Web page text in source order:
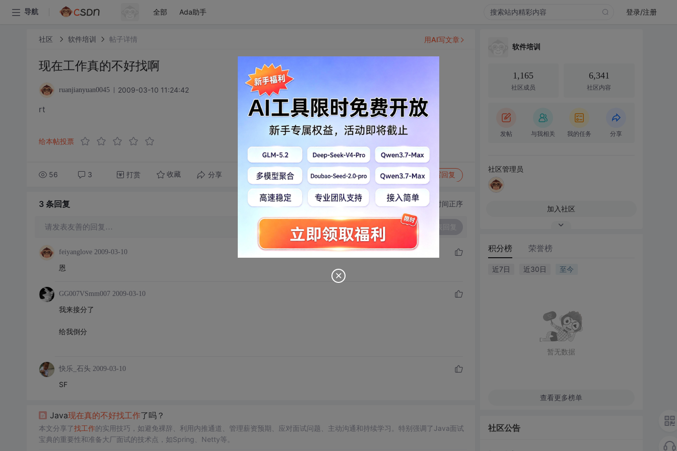
导航 全部 Ada助手 登录/注册
社区 软件培训 帖子详情
现在工作真的不好找啊
ruanjianyuan0045 2009-03-10 11:24:42
rt
给本帖投票
56 3 打赏 收藏 分享 转发到动态 举报 写回复
用AI写文章
3 条回复 切换为时间正序
请发表友善的回复…
feiyanglove 2009-03-10
恩
GG007VSmm007 2009-03-10
我来接分了
给我倒分
快乐_石头 2009-03-10
SF
Java现在真的不好找工作了吗？
本文分享了找工作的实用技巧，如避免裸辞、利用内推通道、管理薪资预期、应对面试问题、主动沟通和持续学习。特别强调了Java面试
宝典的重要性和准备大厂面试的技术点，如Spring、Netty等。
软件培训
1,165
社区成员
6,341
社区内容
发帖 与我相关 我的任务 分享
社区管理员
加入社区
积分榜 荣誉榜
近7日 近30日 至今
暂无数据
查看更多榜单
社区公告